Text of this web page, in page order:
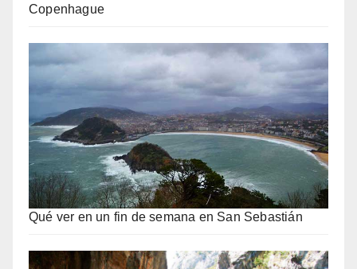
Copenhague
Qué ver en un fin de semana en San Sebastián